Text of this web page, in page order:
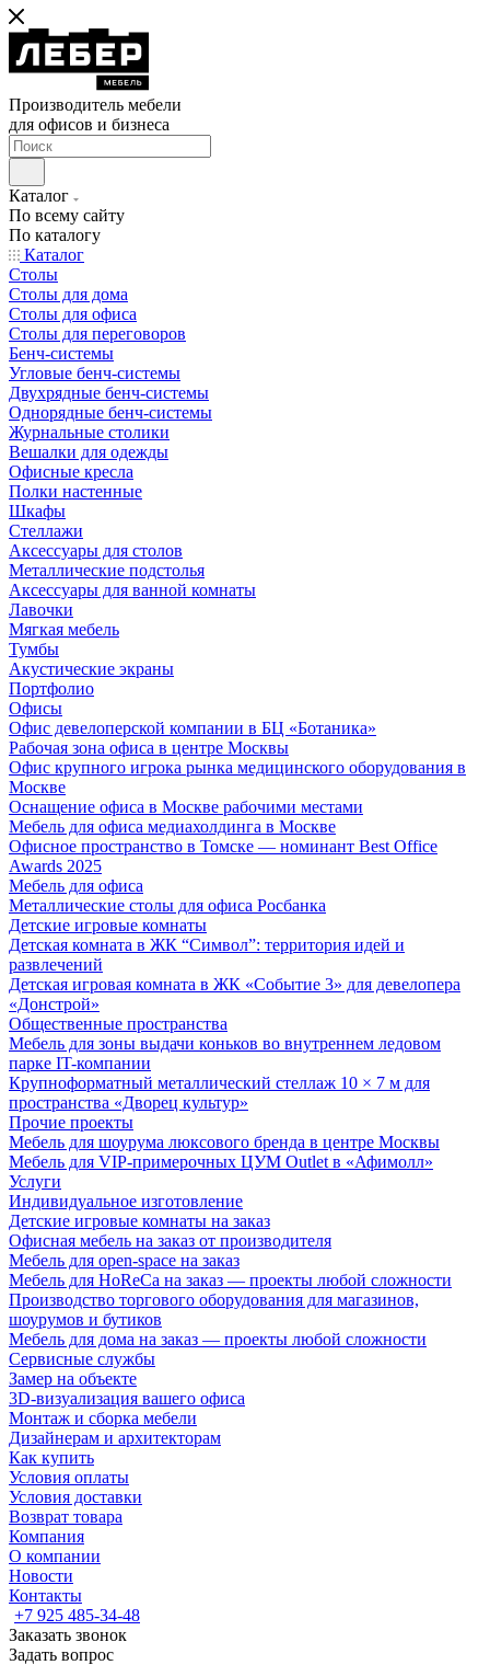
Производитель мебели
для офисов и бизнеса
Каталог
По всему сайту
По каталогу
Каталог
Столы
Столы для дома
Столы для офиса
Столы для переговоров
Бенч-системы
Угловые бенч-системы
Двухрядные бенч-системы
Однорядные бенч-системы
Журнальные столики
Вешалки для одежды
Офисные кресла
Полки настенные
Шкафы
Стеллажи
Аксессуары для столов
Металлические подстолья
Аксессуары для ванной комнаты
Лавочки
Мягкая мебель
Тумбы
Акустические экраны
Портфолио
Офисы
Офис девелоперской компании в БЦ «Ботаника»
Рабочая зона офиса в центре Москвы
Офис крупного игрока рынка медицинского оборудования в
Москве
Оснащение офиса в Москве рабочими местами
Мебель для офиса медиахолдинга в Москве
Офисное пространство в Томске — номинант Best Office
Awards 2025
Мебель для офиса
Металлические столы для офиса Росбанка
Детские игровые комнаты
Детская комната в ЖК “Символ”: территория идей и
развлечений
Детская игровая комната в ЖК «Событие 3» для девелопера
«Донстрой»
Общественные пространства
Мебель для зоны выдачи коньков во внутреннем ледовом
парке IT-компании
Крупноформатный металлический стеллаж 10 × 7 м для
пространства «Дворец культур»
Прочие проекты
Мебель для шоурума люксового бренда в центре Москвы
Мебель для VIP-примерочных ЦУМ Outlet в «Афимолл»
Услуги
Индивидуальное изготовление
Детские игровые комнаты на заказ
Офисная мебель на заказ от производителя
Мебель для open-space на заказ
Мебель для HoReCa на заказ — проекты любой сложности
Производство торгового оборудования для магазинов,
шоурумов и бутиков
Мебель для дома на заказ — проекты любой сложности
Сервисные службы
Замер на объекте
3D-визуализация вашего офиса
Монтаж и сборка мебели
Дизайнерам и архитекторам
Как купить
Условия оплаты
Условия доставки
Возврат товара
Компания
О компании
Новости
Контакты
+7 925 485-34-48
Заказать звонок
Задать вопрос